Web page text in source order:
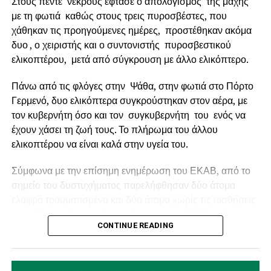
Ο Δήμαρχος Ναυπακτίας κ.Βασίλης Γκίζαςδήλωσε
σχετικά: «Η Παράκαμψη του Κάστρου Ναυπάκτου
την εικόνα και την προοπτική της πόλης μας. Με την
εξασφάλιση της χρηματοδότησης και τη διαμόρφωση του
αναγκαίου θεσμικού πλαισίου, περνάμε πλέον στο
με τη φωτιά καθώς στους τρεις πυροσβέστες, που
χάθηκαν τις προηγούμενες ημέρες, προστέθηκαν ακόμα
δυο , ο χειριστής και ο συντονιστής πυροσβεστικού
ελικοπτέρου, μετά από σύγκρουση με άλλο ελικόπτερο.
Πάνω από τις φλόγες στην Ψάθα, στην φωτιά στο Πόρτο
Γερμενό, δυο ελικόπτερα συγκρούστηκαν στον αέρα, με
τον κυβερνήτη όσο και τον συγκυβερνήτη του ενός να
έχουν χάσει τη ζωή τους. Το πλήρωμα του άλλου
ελικοπτέρου να είναι καλά στην υγεία του.
Σύμφωνα με την επίσημη ενημέρωση του ΕΚΑΒ, από το
σημείο του δυστυχήματος παρελήφθησαν δύο άτομα
τους. Και οι τέσσερις διακομίστηκαν στο 251 Γενικό
Νοσοκομείο Αεροπορίας (251 ΓΝΑ).
CONTINUE READING